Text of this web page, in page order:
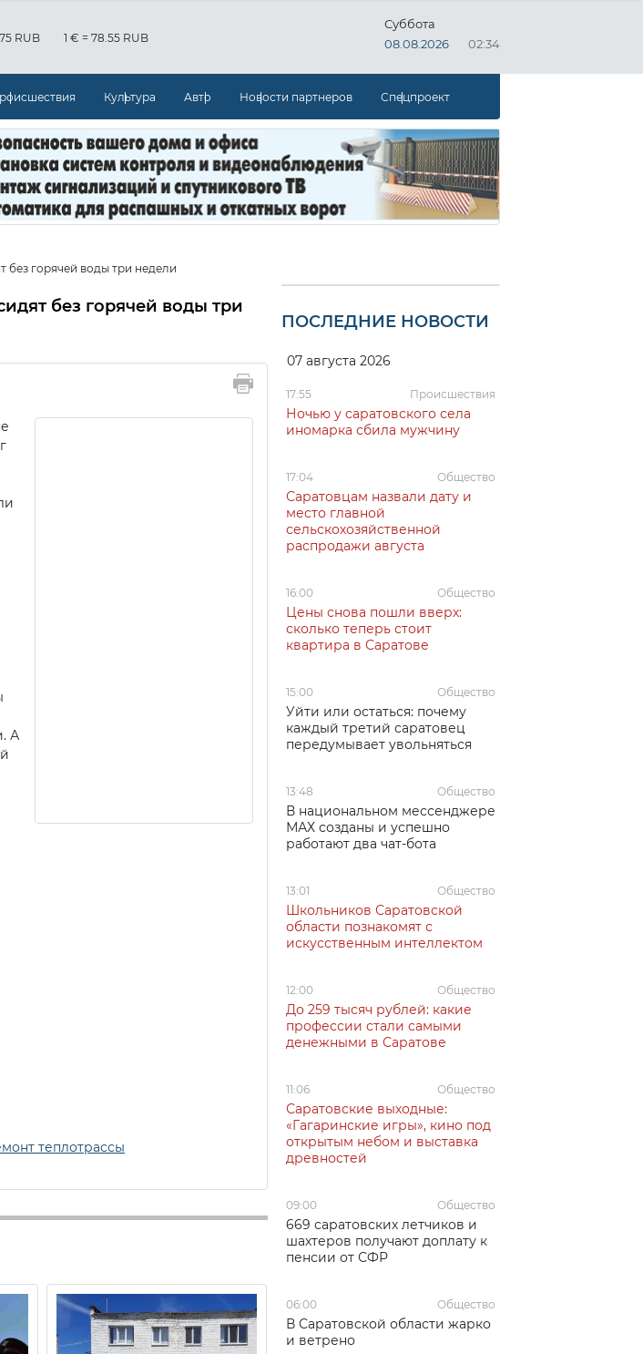
RUB 1 € = 78.55 RUB
Суббота
08.08.2026
02:34
Культура Авто Новости партнеров Спецпроект
без горячей воды три недели
без горячей воды три
А
теплотрассы
ПОСЛЕДНИЕ НОВОСТИ
07 августа 2026
17:55 Происшествия
Ночью у саратовского села
иномарка сбила мужчину
17:04 Общество
Саратовцам назвали дату и
место главной
сельскохозяйственной
распродажи августа
16:00 Общество
Цены снова пошли вверх:
сколько теперь стоит
квартира в Саратове
15:00 Общество
Уйти или остаться: почему
каждый третий саратовец
передумывает увольняться
13:48 Общество
В национальном мессенджере
МАХ созданы и успешно
работают два чат-бота
13:01 Общество
Школьников Саратовской
области познакомят с
искусственным интеллектом
12:00 Общество
До 259 тысяч рублей: какие
профессии стали самыми
денежными в Саратове
11:06 Общество
Саратовские выходные:
«Гагаринские игры», кино под
открытым небом и выставка
древностей
09:00 Общество
669 саратовских летчиков и
шахтеров получают доплату к
пенсии от СФР
06:00 Общество
В Саратовской области жарко
и ветрено